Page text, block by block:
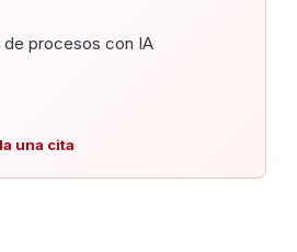
de procesos con IA
una cita